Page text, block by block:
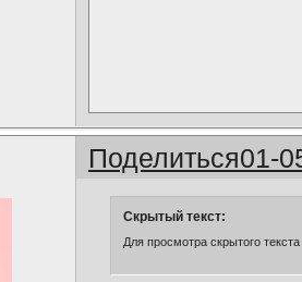
Поделиться01-
Скрытый текст:
Для просмотра скрытого